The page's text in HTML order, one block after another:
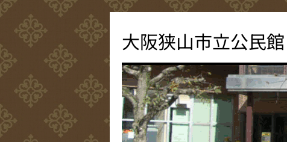
テ
ン
へ
ス
キ
ッ
プ
大阪狭山市立公民館